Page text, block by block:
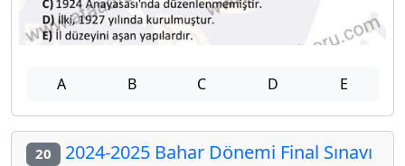
A B C D E
20 2024-2025 Bahar Dönemi Final Sınavı